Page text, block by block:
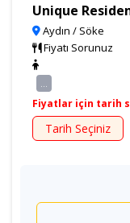
Unique
Aydın / Söke
Fiyatı Sorunuz
...
Fiyatlar için tarih
Tarih Seçiniz